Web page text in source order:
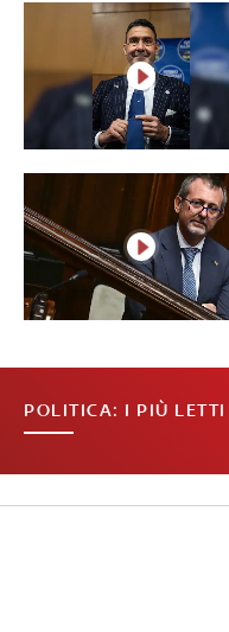
POLITICA: I PIÙ LETTI